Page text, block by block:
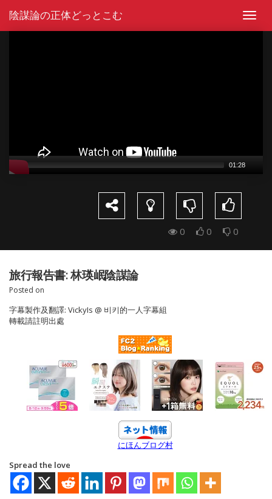
陰謀論の正体どっとこむ
01:28
0 0 0
旅行報告書: 林瑛岷陰謀論
Posted on
字幕製作及翻譯: VickyIs @ 비키的一人字幕組
轉載請註明出處
にほんブログ村
Spread the love